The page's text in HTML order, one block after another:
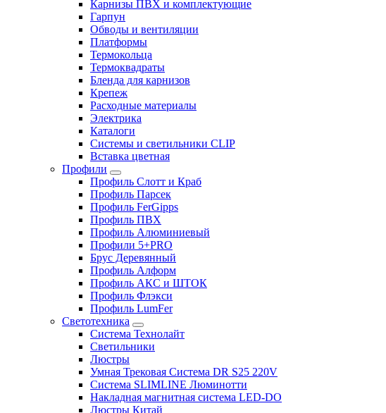
Карнизы ПВХ и комплектующие
Гарпун
Обводы и вентиляции
Платформы
Термокольца
Термоквадраты
Бленда для карнизов
Крепеж
Расходные материалы
Электрика
Каталоги
Системы и светильники CLIP
Вставка цветная
Профили
Профиль Слотт и Краб
Профиль Парсек
Профиль FerGipps
Профиль ПВХ
Профиль Алюминиевый
Профили 5+PRO
Брус Деревянный
Профиль Алформ
Профиль АКС и ШТОК
Профиль Флэкси
Профиль LumFer
Светотехника
Система Технолайт
Светильники
Люстры
Умная Трековая Система DR S25 220V
Система SLIMLINE Люминотти
Накладная магнитная система LED-DO
Люстры Китай